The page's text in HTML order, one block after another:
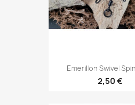
Emerillon Swivel
2,50 €